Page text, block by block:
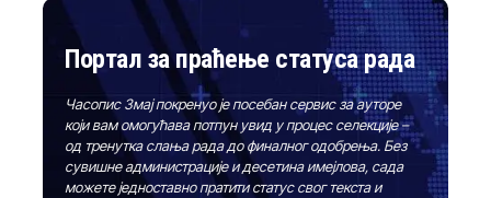
Портал за праћење статуса рада
Часопис Змај покренуо је посебан сервис за ауторе
који вам омогућава потпун увид у процес селекције –
од тренутка слања рада до финалног одобрења. Без
сувишне администрације и десетина имејлова, сада
можете једноставно пратити статус свог текста и